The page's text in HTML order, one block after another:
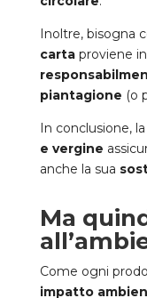
Inoltre, bisogna
carta proviene
piantagione (o
In conclusione, la
e vergine
anche la sua
Ma
Come ogni
impatto